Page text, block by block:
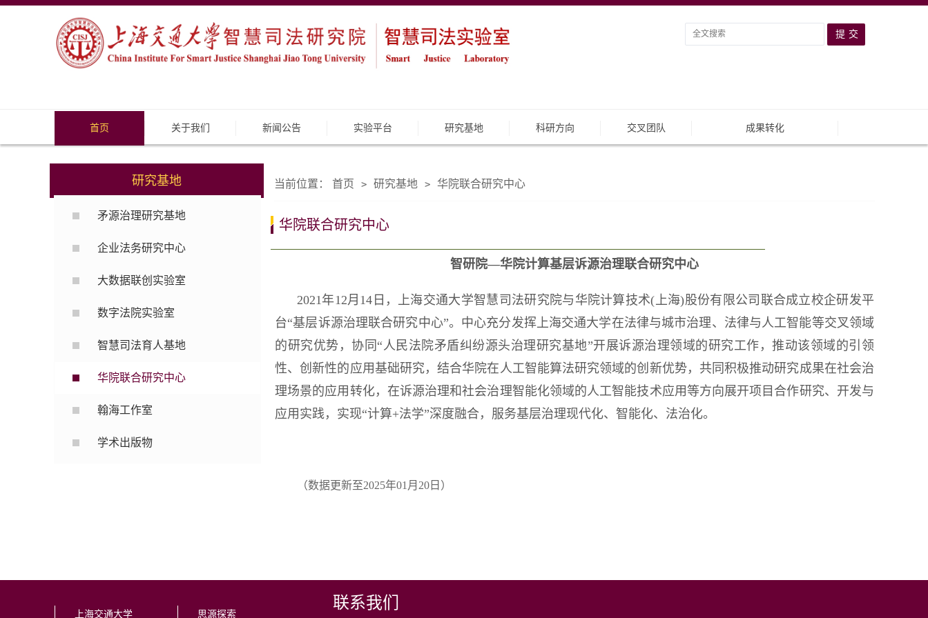
首页 关于我们 新闻公告 实验平台 研究基地 科研方向 交叉团队 成果转化
研究基地
矛源治理研究基地
企业法务研究中心
大数据联创实验室
数字法院实验室
智慧司法育人基地
华院联合研究中心
翰海工作室
学术出版物
当前位置： 首页 > 研究基地 > 华院联合研究中心
华院联合研究中心
智研院—华院计算基层诉源治理联合研究中心
2021年12月14日，上海交通大学智慧司法研究院与华院计算技术(上海)股份有限公司联合成立校企研发平
台“基层诉源治理联合研究中心”。中心充分发挥上海交通大学在法律与城市治理、法律与人工智能等交叉领域
的研究优势，协同“人民法院矛盾纠纷源头治理研究基地”开展诉源治理领域的研究工作，推动该领域的引领
性、创新性的应用基础研究，结合华院在人工智能算法研究领域的创新优势，共同积极推动研究成果在社会治
理场景的应用转化，在诉源治理和社会治理智能化领域的人工智能技术应用等方向展开项目合作研究、开发与
应用实践，实现“计算+法学”深度融合，服务基层治理现代化、智能化、法治化。
（数据更新至2025年01月20日）
上海交通大学 思源探索
联系我们